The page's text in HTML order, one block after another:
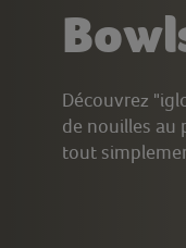
Découvrez
de nouilles au
tout